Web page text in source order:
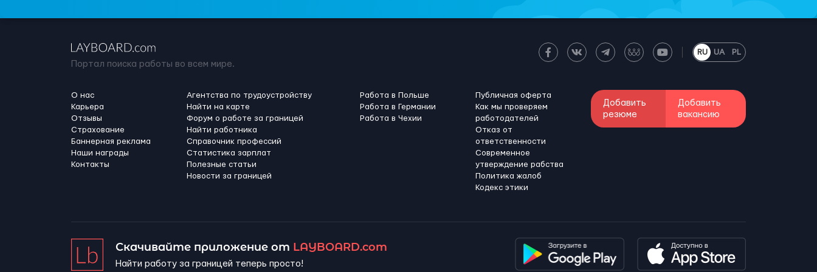
Портал поиска работы во всем мире.
RU UA PL
О нас
Карьера
Отзывы
Страхование
Баннерная реклама
Наши награды
Контакты
Агентства по трудоустройству
Найти на карте
Форум о работе за границей
Найти работника
Справочник профессий
Статистика зарплат
Полезные статьи
Новости за границей
Работа в Польше
Работа в Германии
Работа в Чехии
Публичная оферта
Как мы проверяем
работодателей
Отказ от
ответственности
Современное
утверждение рабства
Политика жалоб
Кодекс этики
Добавить
резюме
Добавить
вакансию
Скачивайте приложение от LAYBOARD.com
Найти работу за границей теперь просто!